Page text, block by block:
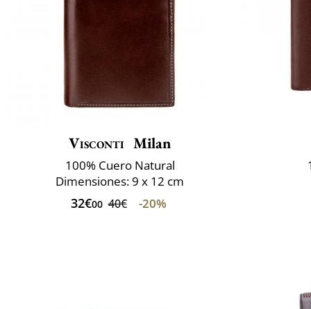
Visconti Milan
100% Cuero Natural
Dimensiones: 9 x 12 cm
32€00 40€ -20%